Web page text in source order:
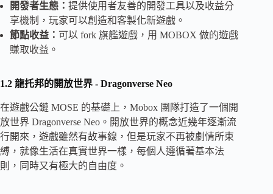
開發者生態： 提供使用者友善的開發工具以及收益分
享機制，玩家可以創造和客製化新遊戲。
節點收益： 可以 fork 旗艦遊戲，用 MOBOX 做的遊戲
賺取收益。
1.2 龍托邦的開放世界 - Dragonverse Neo
在遊戲公鏈 MOSE 的基礎上，Mobox 團隊打造了一個開
放世界 Dragonverse Neo。開放世界的概念近幾年逐漸流
行開來，遊戲雖然有故事線，但是玩家不再被劇情所束
縛，就像生活在真實世界一樣，每個人遵循著基本法
則，同時又有極大的自由度。